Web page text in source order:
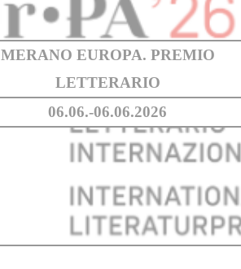
MERANO EUROPA. PREMIO
LETTERARIO
06.06.-06.06.2026